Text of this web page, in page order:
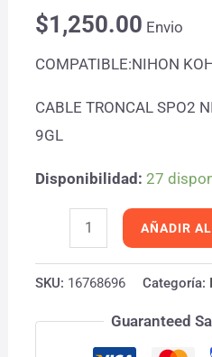
$1,250.00 Envio
COMPATIBLE:NIHON
CABLE TRONCAL SPO2
9GL
Disponibilidad: 27
U705-
cantidad
AÑADIR
SKU: 16768696 Categoría:
Guaranteed